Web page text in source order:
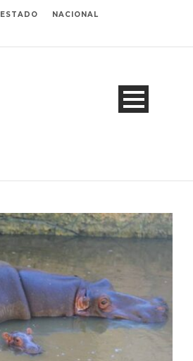
ESTADO NACIONAL